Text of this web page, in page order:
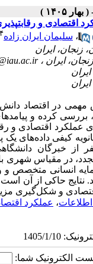
، سلیمان ایران زاده۴
در اقتصاد
کرده و
عملکرد اقتصادی و
کیفی داده‌های یک
از خبرگان
در مقیاس شهری
انسانی متخصص
حاکی از آن است
و شکل‌گیری
، عملکرد
پست الکترونیک شما: